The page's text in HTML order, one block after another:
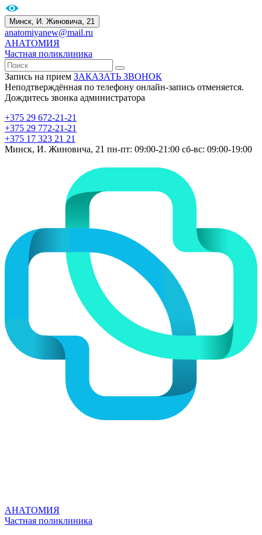
Минск, И. Жиновича, 21
anatomiyanew@mail.ru
АНАТОМИЯ
Частная поликлиника
Запись на прием ЗАКАЗАТЬ ЗВОНОК
Неподтверждённая по телефону онлайн-запись отменяется.
Дождитесь звонка администратора
+375 29 672-21-21
+375 29 772-21-21
+375 17 323 21 21
Минск, И. Жиновича, 21 пн-пт: 09:00-21:00 сб-вс: 09:00-19:00
АНАТОМИЯ
Частная поликлиника